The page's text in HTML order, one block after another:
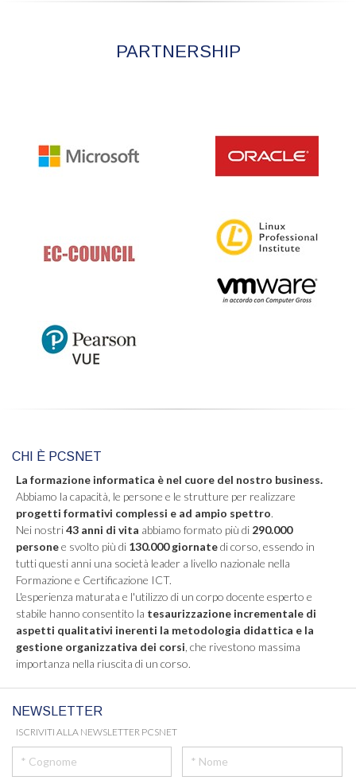
PARTNERSHIP
CHI È PCSNET
La formazione informatica è nel cuore del nostro business.
Abbiamo la capacità, le persone e le strutture per realizzare
progetti formativi complessi e ad ampio spettro.
Nei nostri43 anni di vita abbiamo formato più di 290.000
personee svolto più di 130.000 giornatedi corso, essendo in
tutti questi anni una società leader a livello nazionale nella
Formazione e Certificazione ICT.
L'esperienza maturata e l'utilizzo di un corpo docente esperto e
stabile hanno consentito la tesaurizzazione incrementale di
aspetti qualitativi inerenti la metodologia didattica e la
gestione organizzativa dei corsi , che rivestono massima
importanza nella riuscita di un corso.
NEWSLETTER
ISCRIVITI ALLA NEWSLETTER PCSNET